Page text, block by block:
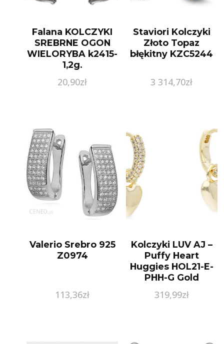
Falana KOLCZYKI
SREBRNE OGON
WIELORYBA k2415-
1,2g.
20,90zł
Staviori Kolczyki
Złoto Topaz
błękitny KZC5244
3 314,70zł
Valerio Srebro 925
Z0974
113,36zł
Kolczyki LUV AJ –
Puffy Heart
Huggies HOL21-E-
PHH-G Gold
319,99zł